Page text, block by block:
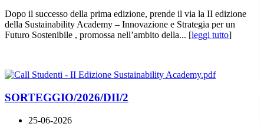
Dopo il successo della prima edizione, prende il via la II edizione
della Sustainability Academy – Innovazione e Strategia per un
Futuro Sostenibile , promossa nell’ambito della... [leggi tutto]
SORTEGGIO/2026/DII/2
25-06-2026